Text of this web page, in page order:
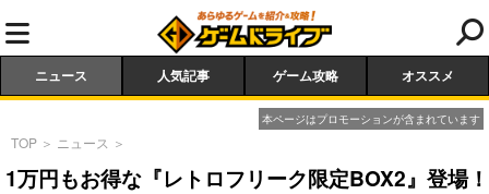
ニュース 人気記事 ゲーム攻略 オススメ
本ページはプロモーションが含まれています
TOP ＞ ニュース ＞
1万円もお得な『レトロフリーク限定BOX2』登場！